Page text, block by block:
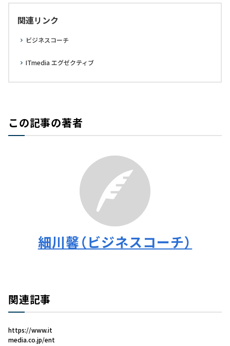
関連リンク
ビジネスコーチ
ITmedia エグゼクティブ
この記事の著者
細川馨（ビジネスコーチ）
関連記事
https://www.it
media.co.jp/ent